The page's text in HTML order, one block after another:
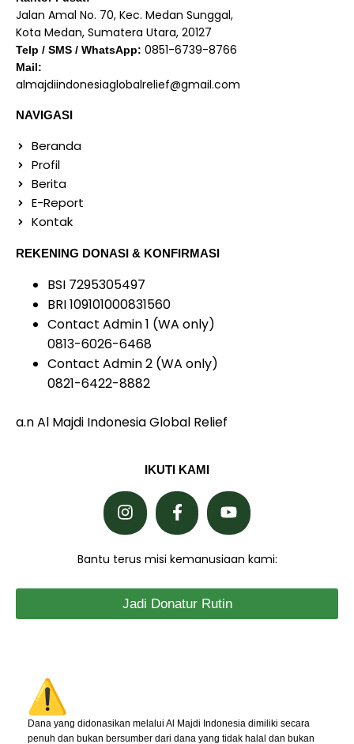
Jalan Amal No. 70, Kec. Medan Sunggal,
Kota Medan, Sumatera Utara, 20127
Telp / SMS / WhatsApp: 0851-6739-8766
Mail:
almajdiindonesiaglobalrelief@gmail.com
NAVIGASI
Beranda
Profil
Berita
E-Report
Kontak
REKENING DONASI & KONFIRMASI
BSI 7295305497
BRI 109101000831560
Contact Admin 1 (WA only)
0813-6026-6468
Contact Admin 2 (WA only)
0821-6422-8882
a.n Al Majdi Indonesia Global Relief
IKUTI KAMI
Bantu terus misi kemanusiaan kami:
Jadi Donatur Rutin
Dana yang didonasikan melalui Al Majdi Indonesia dimiliki secara
penuh dan bukan bersumber dari dana yang tidak halal dan bukan